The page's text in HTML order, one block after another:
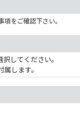
をご確認下さい。
してください。
します。